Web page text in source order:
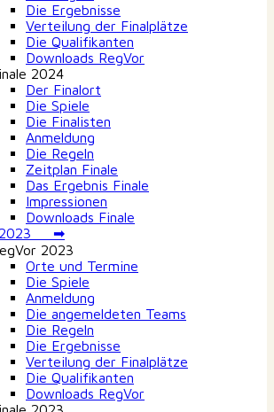
Die Ergebnisse
Verteilung der Finalplätze
Die Qualifikanten
Downloads RegVor
2024
Der Finalort
Die Spiele
Die Finalisten
Anmeldung
Die Regeln
Zeitplan Finale
Das Ergebnis Finale
Impressionen
Downloads Finale
2023 ➡
2023
Orte und Termine
Die Spiele
Anmeldung
Die angemeldeten Teams
Die Regeln
Die Ergebnisse
Verteilung der Finalplätze
Die Qualifikanten
Downloads RegVor